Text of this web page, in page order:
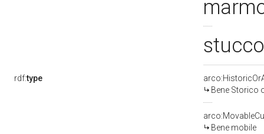
rdf:type
Bene Storico
Bene mobile